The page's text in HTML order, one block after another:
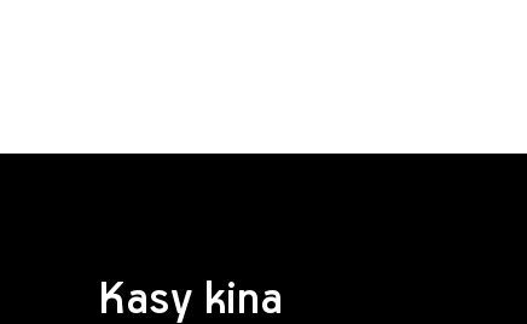
Kasy kina